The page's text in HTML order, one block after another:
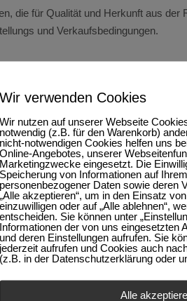
die für Qualität und Herkunft aus der
und Verkaufsbedingungen.
für Holzbildhauer“
unterrichtet junge,
Grundausbildung liegt der
zusätzlich die Grundlage für
Kunsttherapeut, Restaurator. Die
Meisterprüfung im handwerklichen
Wir verwenden Cookies
Wir nutzen auf unserer Webseite
notwendig (z.B. für den Warenkorb)
nicht-notwendigen Cookies helfen uns
Online-Angebotes, unserer
Marketingzwecke eingesetzt. Die
Speicherung von Informationen auf
personenbezogener Daten sowie deren
„Alle akzeptieren“, um in den Einsatz
einzuwilligen oder auf „Alle ablehnen“,
entscheiden. Sie können unter
Informationen der von uns eingesetzten
und deren Einstellungen aufrufen. Sie
jederzeit aufrufen und Cookies auch
(z.B. in der Datenschutzerklärung oder
Alle